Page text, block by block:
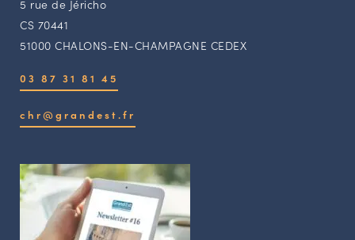
5 rue de Jéricho
CS 70441
51000 CHALONS-EN-CHAMPAGNE CEDEX
03 87 31 81 45
chr@grandest.fr